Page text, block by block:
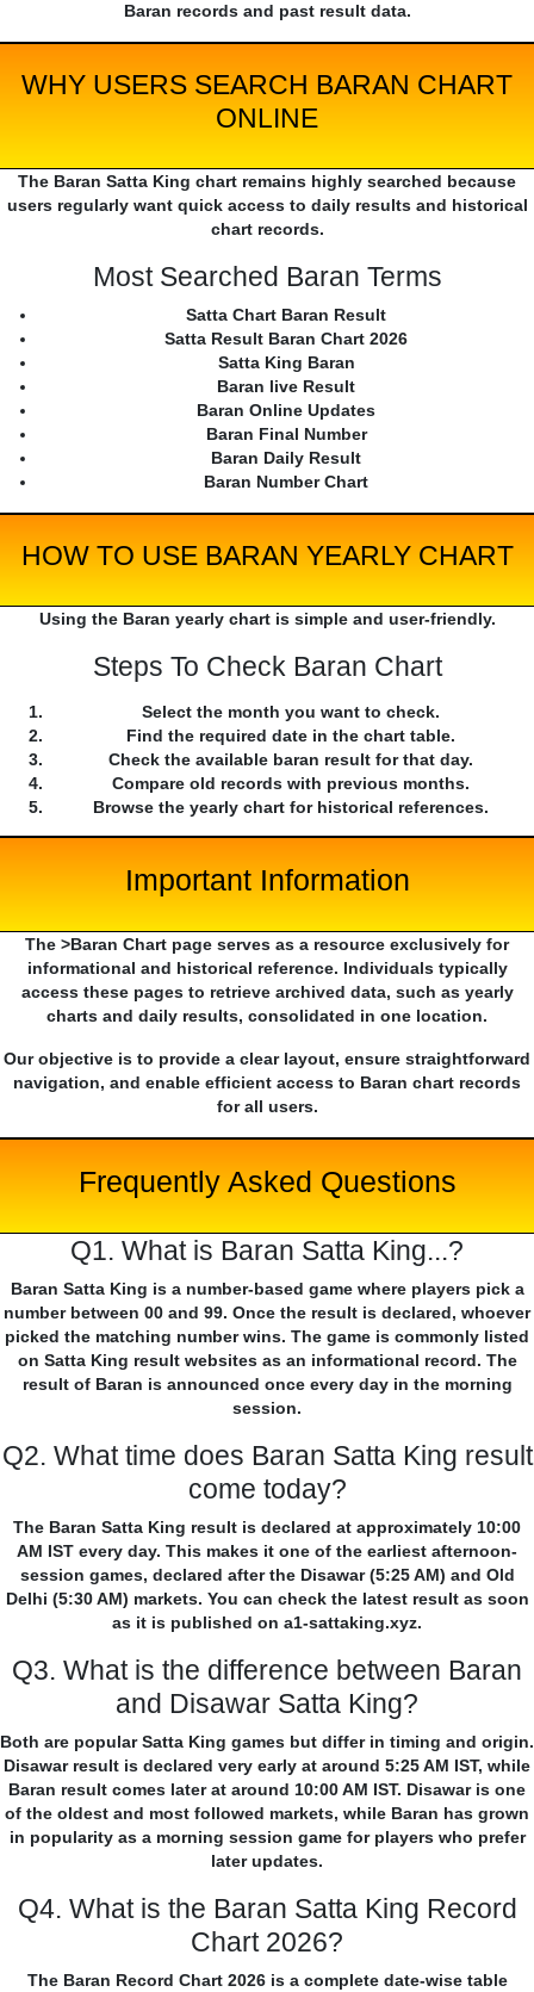
Baran records and past result data.
WHY USERS SEARCH BARAN CHART
ONLINE
The Baran Satta King chart remains highly searched because
users regularly want quick access to daily results and historical
chart records.
Most Searched Baran Terms
Satta Chart Baran Result
Satta Result Baran Chart 2026
Satta King Baran
Baran live Result
Baran Online Updates
Baran Final Number
Baran Daily Result
Baran Number Chart
HOW TO USE BARAN YEARLY CHART
Using the Baran yearly chart is simple and user-friendly.
Steps To Check Baran Chart
Select the month you want to check.
Find the required date in the chart table.
Check the available baran result for that day.
Compare old records with previous months.
Browse the yearly chart for historical references.
Important Information
The >Baran Chart page serves as a resource exclusively for
informational and historical reference. Individuals typically
access these pages to retrieve archived data, such as yearly
charts and daily results, consolidated in one location.
Our objective is to provide a clear layout, ensure straightforward
navigation, and enable efficient access to Baran chart records
for all users.
Frequently Asked Questions
Q1. What is Baran Satta King...?
Baran Satta King is a number-based game where players pick a
number between 00 and 99. Once the result is declared, whoever
picked the matching number wins. The game is commonly listed
on Satta King result websites as an informational record. The
result of Baran is announced once every day in the morning
session.
Q2. What time does Baran Satta King result
come today?
The Baran Satta King result is declared at approximately 10:00
AM IST every day. This makes it one of the earliest afternoon-
session games, declared after the Disawar (5:25 AM) and Old
Delhi (5:30 AM) markets. You can check the latest result as soon
as it is published on a1-sattaking.xyz.
Q3. What is the difference between Baran
and Disawar Satta King?
Both are popular Satta King games but differ in timing and origin.
Disawar result is declared very early at around 5:25 AM IST, while
Baran result comes later at around 10:00 AM IST. Disawar is one
of the oldest and most followed markets, while Baran has grown
in popularity as a morning session game for players who prefer
later updates.
Q4. What is the Baran Satta King Record
Chart 2026?
The Baran Record Chart 2026 is a complete date-wise table